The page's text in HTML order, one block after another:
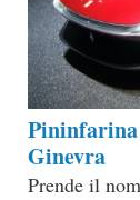
Pininfarina
Ginevra
Prende il